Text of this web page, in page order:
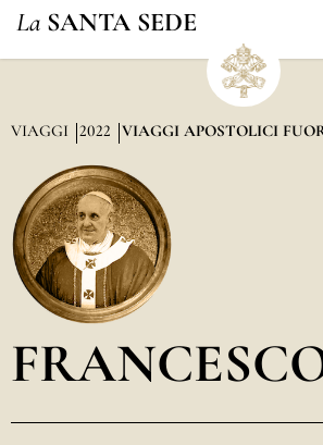
La SANTA SEDE
VIAGGI 2022 VIAGGI APOSTOLICI